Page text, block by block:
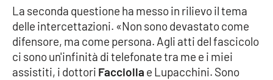
Storie
LAC
NETWORK
La seconda questione ha messo in rilievo il tema
delle intercettazioni. «Non sono devastato come
difensore, ma come persona. Agli atti del fascicolo
ci sono un'infinità di telefonate tra me e i miei
assistiti, i dottori Facciolla e Lupacchini. Sono